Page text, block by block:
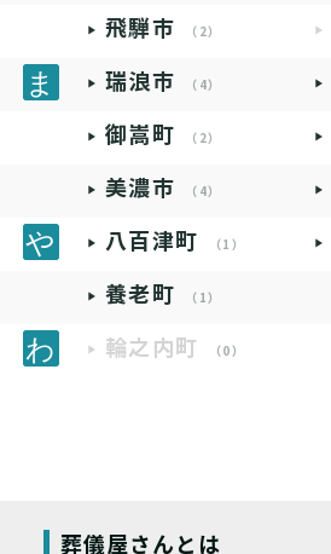
飛騨市 （2）
瑞浪市 （4）
御嵩町 （2）
美濃市 （4）
八百津町 （1）
養老町 （1）
輪之内町 （0）
葬儀屋さんとは